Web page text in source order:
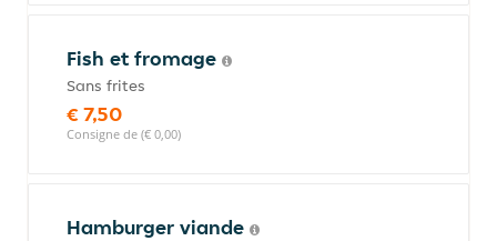
Fish et fromage
Sans frites
€ 7,50
Consigne de (€ 0,00)
Hamburger viande